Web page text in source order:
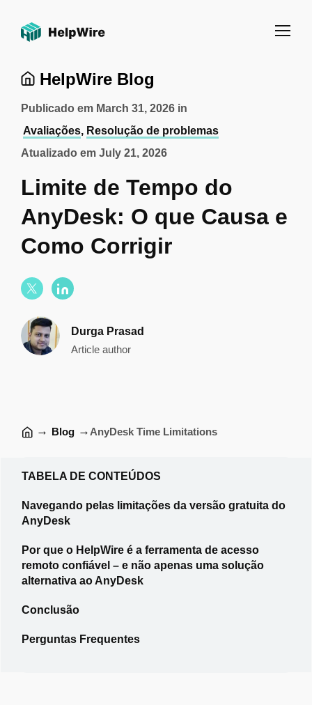
HelpWire Blog
Atualizado em July 21, 2026
Publicado em March 31, 2026 in
Avaliações, Resolução de problemas
Limite de Tempo do
AnyDesk: O que Causa e
Como Corrigir
Durga Prasad
Article author
→ Blog → AnyDesk Time Limitations
TABELA DE CONTEÚDOS
Navegando pelas limitações da versão gratuita do
AnyDesk
Por que o HelpWire é a ferramenta de acesso
remoto confiável – e não apenas uma solução
alternativa ao AnyDesk
Conclusão
Perguntas Frequentes